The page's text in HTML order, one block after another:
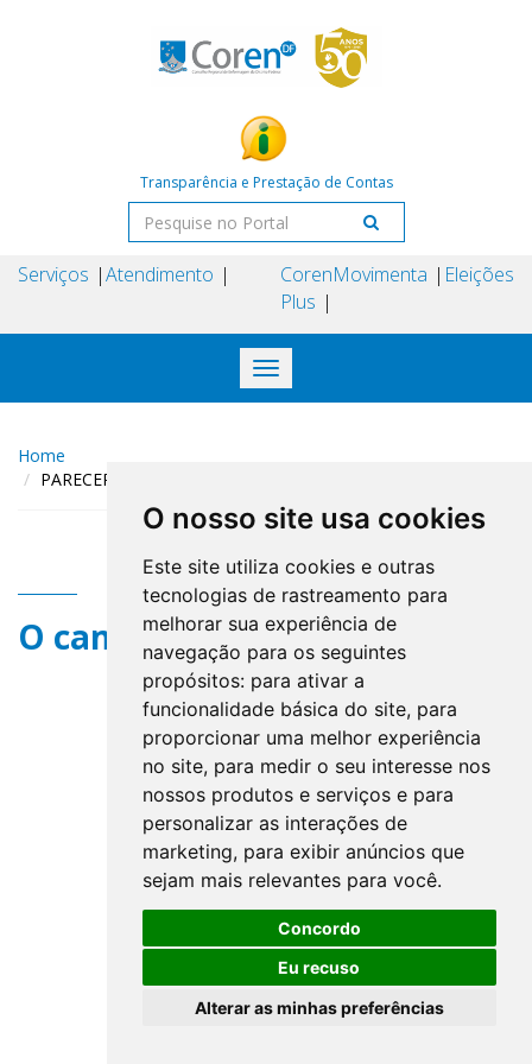
O nosso site usa cookies
Este site utiliza cookies e outras
tecnologias de rastreamento para
melhorar sua experiência de
navegação para os seguintes
propósitos: para ativar a
funcionalidade básica do site, para
proporcionar uma melhor experiência
no site, para medir o seu interesse nos
nossos produtos e serviços e para
personalizar as interações de
marketing, para exibir anúncios que
sejam mais relevantes para você.
Concordo
Eu recuso
Alterar as minhas preferências
Transparência e Prestação de Contas
Serviços Atendimento
Coren
Plus
Movimenta Eleições
Toggle
navigation
Home
PARECER 11/2025/Câmara Técnica de Assistência à Saúde
O campo title não existe.